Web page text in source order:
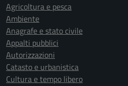
Agricoltura e pesca
Ambiente
Anagrafe e stato civile
Appalti pubblici
Autorizzazioni
Catasto e urbanistica
Cultura e tempo libero